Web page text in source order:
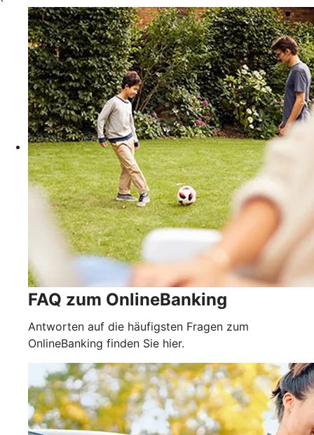
FAQ zum OnlineBanking
Antworten auf die häufigsten Fragen zum
OnlineBanking finden Sie hier.